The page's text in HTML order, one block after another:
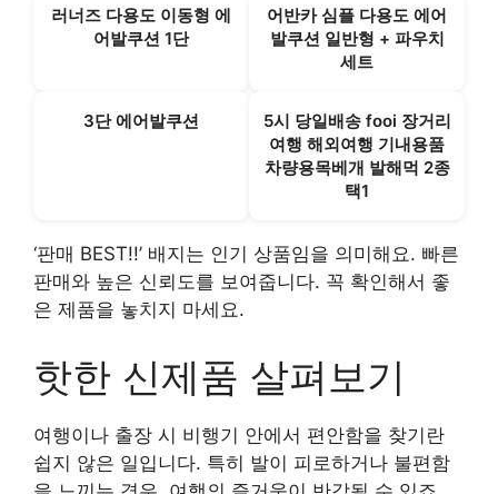
러너즈 다용도 이동형 에
어발쿠션 1단
어반카 심플 다용도 에어
발쿠션 일반형 + 파우치
세트
3단 에어발쿠션
5시 당일배송 fooi 장거리
여행 해외여행 기내용품
차량용목베개 발해먹 2종
택1
‘판매 BEST!!’ 배지는 인기 상품임을 의미해요. 빠른
판매와 높은 신뢰도를 보여줍니다. 꼭 확인해서 좋
은 제품을 놓치지 마세요.
핫한 신제품 살펴보기
여행이나 출장 시 비행기 안에서 편안함을 찾기란
쉽지 않은 일입니다. 특히 발이 피로하거나 불편함